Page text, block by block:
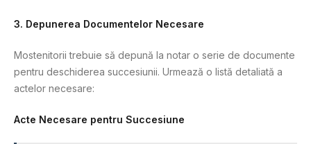
3. Depunerea Documentelor Necesare
Mostenitorii trebuie să depună la notar o serie de documente
pentru deschiderea succesiunii. Urmează o listă detaliată a
actelor necesare:
Acte Necesare pentru Succesiune